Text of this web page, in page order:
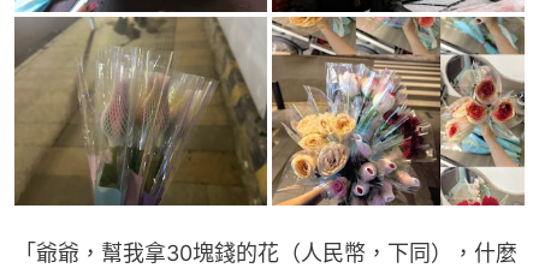
「爺爺，幫我拿30塊錢的花（人民幣，下同），什麼